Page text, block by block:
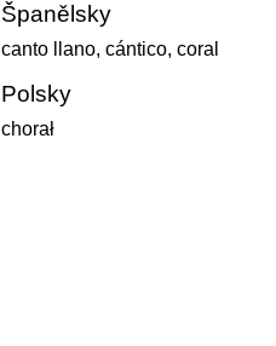
Španělsky
canto llano, cántico, coral
Polsky
chorał